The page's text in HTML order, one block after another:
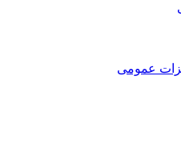
عمومی